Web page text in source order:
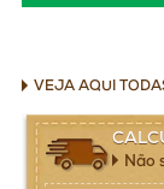
VEJA AQUI
Não